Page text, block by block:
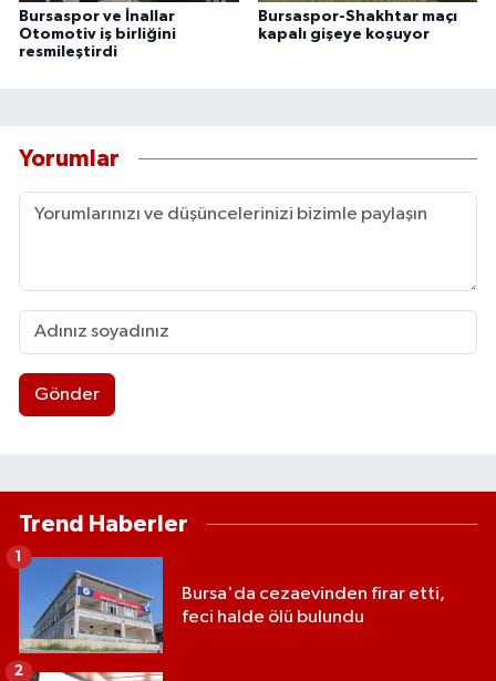
Bursaspor ve İnallar
Otomotiv iş birliğini
resmileştirdi
Bursaspor-Shakhtar maçı
kapalı gişeye koşuyor
Yorumlar
Gönder
Trend Haberler
Bursa'da cezaevinden firar etti,
feci halde ölü bulundu
1
2